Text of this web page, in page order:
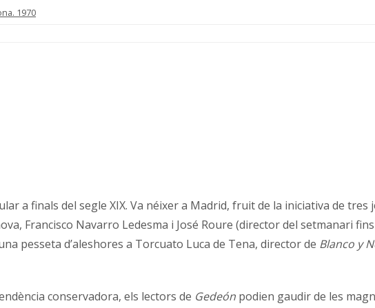
1970
a finals del segle XIX. Va néixer a Madrid, fruit de la iniciativa de tres
Francisco Navarro Ledesma i José Roure (director del setmanari
pesseta d’aleshores a Torcuato Luca de Tena, director de Blanco y
conservadora, els lectors de Gedeón podien gaudir de les